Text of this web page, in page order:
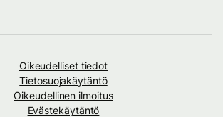
Oikeudelliset tiedot
Tietosuojakäytäntö
Oikeudellinen ilmoitus
Evästekäytäntö